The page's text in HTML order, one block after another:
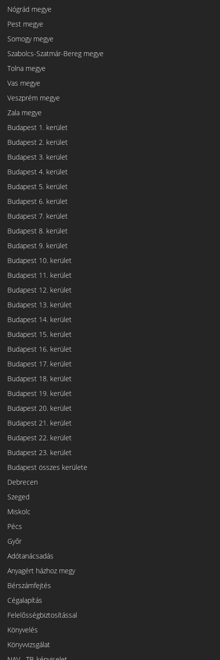
Nógrád megye
Pest megye
Somogy megye
Szabolcs-Szatmár-Bereg megye
Tolna megye
Vas megye
Veszprém megye
Zala megye
Budapest 1. kerület
Budapest 2. kerület
Budapest 3. kerület
Budapest 4. kerület
Budapest 5. kerület
Budapest 6. kerület
Budapest 7. kerület
Budapest 8. kerület
Budapest 9. kerület
Budapest 10. kerület
Budapest 11. kerület
Budapest 12. kerület
Budapest 13. kerület
Budapest 14. kerület
Budapest 15. kerület
Budapest 16. kerület
Budapest 17. kerület
Budapest 18. kerület
Budapest 19. kerület
Budapest 20. kerület
Budapest 21. kerület
Budapest 22. kerület
Budapest 23. kerület
Budapest összes kerülete
Debrecen
Szeged
Miskolc
Pécs
Győr
Adótanácsadás
Anyagért házhoz megy
Bérszámfejtés
Cégalapítás
Felelősségbiztosítással
Könyvelés
Könyvvizsgálat